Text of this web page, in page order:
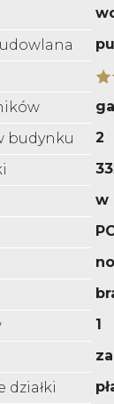
budynku
2
w
1
działki